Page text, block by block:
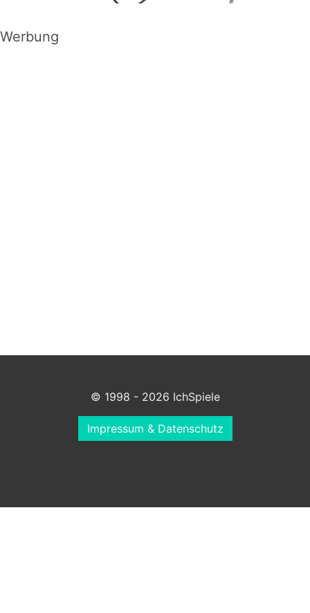
Werbung
© 1998 - 2026 IchSpiele
Impressum & Datenschutz